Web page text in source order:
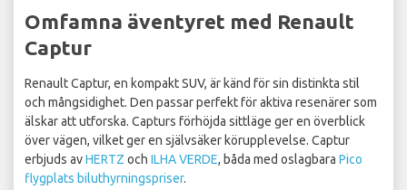
Omfamna äventyret med Renault
Captur
Renault Captur, en kompakt SUV, är känd för sin distinkta stil
och mångsidighet. Den passar perfekt för aktiva resenärer som
älskar att utforska. Capturs förhöjda sittläge ger en överblick
över vägen, vilket ger en självsäker körupplevelse. Captur
erbjuds avHERTZ och ILHA VERDE, båda med oslagbara Pico
flygplats biluthyrningspriser.